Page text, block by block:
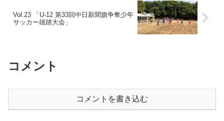
Vol.23 「U-12 第33回中日新聞旗争奪少年
サッカー雄踏大会」
コメント
コメントを書き込む